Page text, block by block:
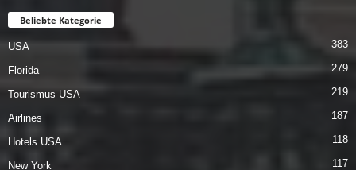
Beliebte Kategorie
USA 383
Florida 279
Tourismus USA 219
Airlines 187
Hotels USA 118
New York 117